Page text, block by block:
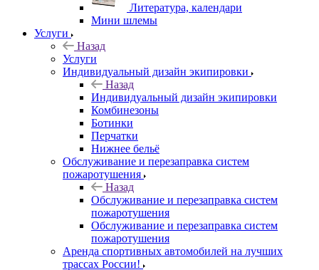
Литература, календари
Мини шлемы
Услуги
Назад
Услуги
Индивидуальный дизайн экипировки
Назад
Индивидуальный дизайн экипировки
Комбинезоны
Ботинки
Перчатки
Нижнее бельё
Обслуживание и перезаправка систем
пожаротушения
Назад
Обслуживание и перезаправка систем
пожаротушения
Обслуживание и перезаправка систем
пожаротушения
Аренда спортивных автомобилей на лучших
трассах России!